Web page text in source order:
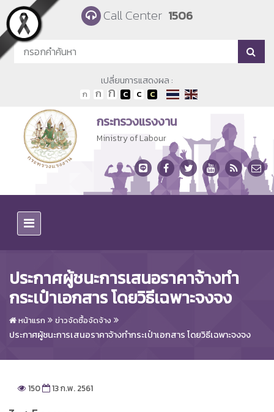
Skip to main content Call Center 1506
เปลี่ยนการแสดงผล :
กระทรวงแรงงาน
Ministry of Labour
ประกาศผู้ชนะการเสนอราคาจ้างทำ
กระเป๋าเอกสาร โดยวิธีเฉพาะจงจง
หน้าแรก ข่าวจัดซื้อจัดจ้าง
ประกาศผู้ชนะการเสนอราคาจ้างทำกระเป๋าเอกสาร โดยวิธีเฉพาะจงจง
150 13 ก.พ. 2561